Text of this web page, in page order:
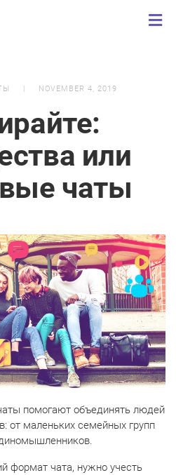
NOVEMBER 4, 2019
или
чаты
помогают объединять людей
от маленьких семейных групп
формат чата, нужно учесть